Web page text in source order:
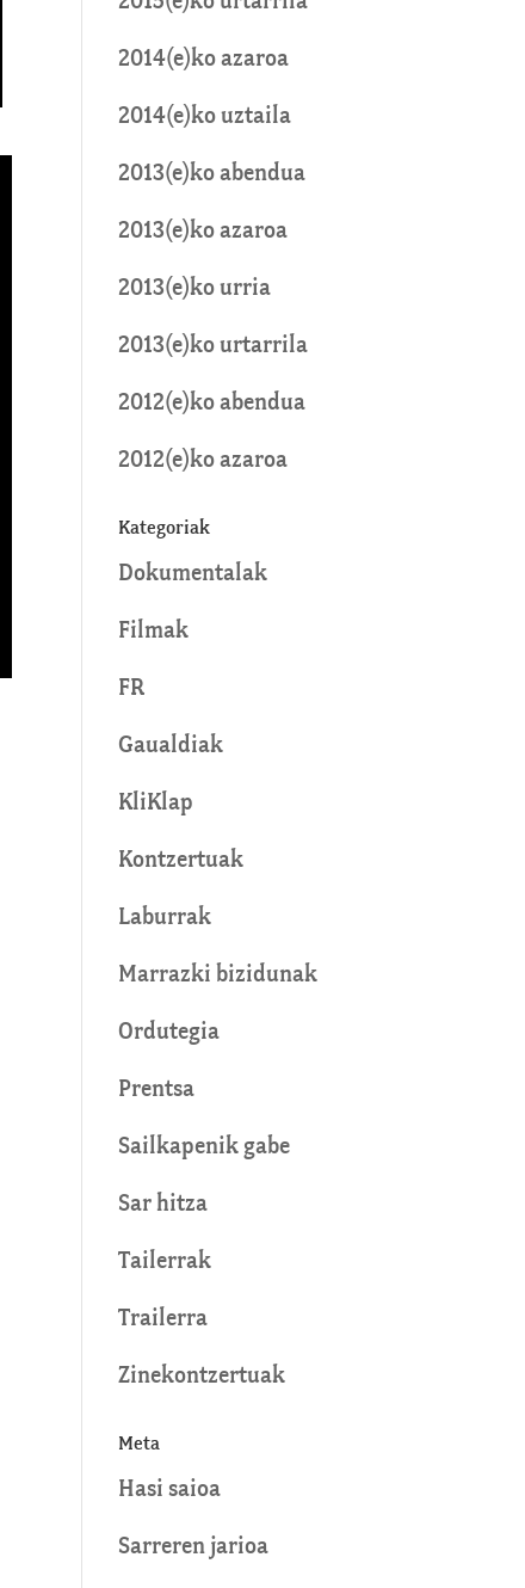
2014(e)ko azaroa
2014(e)ko uztaila
2013(e)ko abendua
2013(e)ko azaroa
2013(e)ko urria
2013(e)ko urtarrila
2012(e)ko abendua
2012(e)ko azaroa
Kategoriak
Dokumentalak
Filmak
FR
Gaualdiak
KliKlap
Kontzertuak
Laburrak
Marrazki bizidunak
Ordutegia
Prentsa
Sailkapenik gabe
Sar hitza
Tailerrak
Trailerra
Zinekontzertuak
Meta
Hasi saioa
Sarreren jarioa